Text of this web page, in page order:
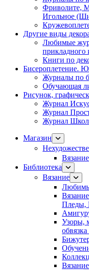
Фриволите,
Игольное
Другие виды
Любимые
прикладного
Книги по
Бисероплетение.
Журналы по
Обучающая
Рисунок,
Журнал
Журнал
Журнал
Магазин
Вязание
Библиотека
Вязание
Пледы,
Узоры,
обвязка